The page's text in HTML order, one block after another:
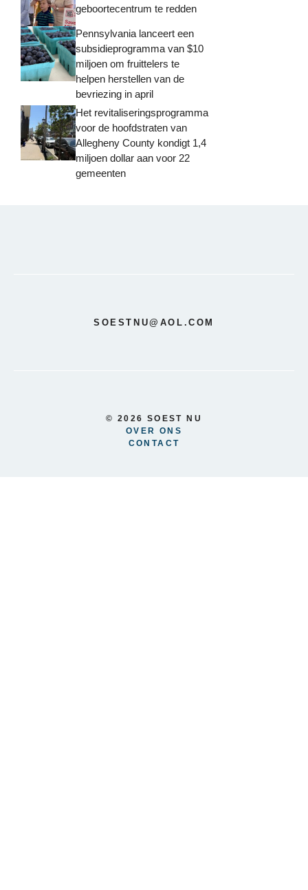
geboortecentrum te redden
Pennsylvania lanceert een
subsidieprogramma van $10
miljoen om fruittelers te
helpen herstellen van de
bevriezing in april
Het revitaliseringsprogramma
voor de hoofdstraten van
Allegheny County kondigt 1,4
miljoen dollar aan voor 22
gemeenten
SOESTNU@AOL.COM
© 2026 SOEST NU
OVER ONS
CONTACT